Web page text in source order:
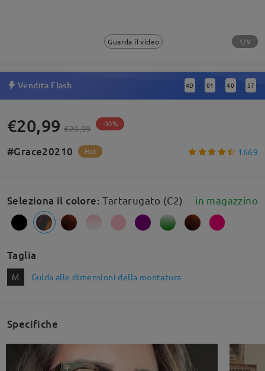
Guarda il video 1/9
Vendita Flash 4D : 01 : 40 : 56
€20,99 €29,99 -30%
#Grace20210 Hot 1669
Seleziona il colore:Tartarugato (C2) in magazzino
Taglia
M Guida alle dimensioni della montatura
Specifiche